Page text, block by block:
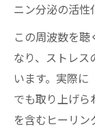
ニン分泌の活性
この周波数を
なり、ストレス
います。実際に
でも取り上げ
を含むヒーリ